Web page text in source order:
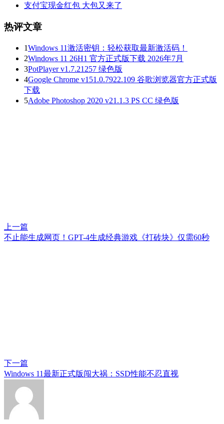
支付宝现金红包 大包又来了
热评文章
1Windows 11激活密钥：轻松获取最新激活码！
2Windows 11 26H1 官方正式版下载 2026年7月
3PotPlayer v1.7.21257 绿色版
4Google Chrome v151.0.7922.109 谷歌浏览器官方正式版
下载
5Adobe Photoshop 2020 v21.1.3 PS CC 绿色版
上一篇
不止能生成网页！GPT-4生成经典游戏《打砖块》仅需60秒
下一篇
Windows 11最新正式版闯大祸：SSD性能不忍直视